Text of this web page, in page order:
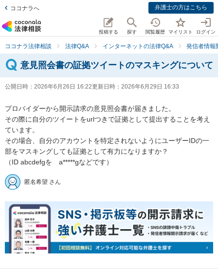
ココナラへ 弁護士の方はこちら
投稿する 探す 閲覧履歴 マイリスト ログイン
ココナラ法律相談 法律Q&A インターネットの法律Q&A 発信者情報
意見照会書の証拠ツイートのマスキングについて
公開日時： 2026年6月26日 16:22更新日時： 2026年6月29日 16:33
プロバイダーから開示請求の意見照会書が届きました。
その際に自分のツイートをurlつきで証拠として提出することを考え
ています。
その場合、自分のアカウントを特定されないようにユーザーIDの一
部をマスキングしても証拠として有力になりますか？
（ID abcdefgを　a*****gなどです）
匿名希望 さん